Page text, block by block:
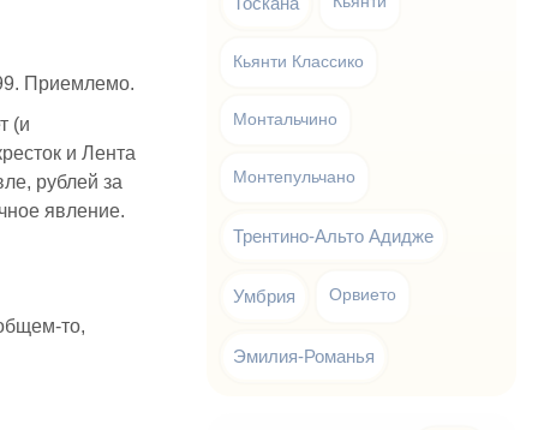
Приемлемо.
(и
и Лента
рублей за
явление.
то,
Кьянти Классико
Монтальчино
Монтепульчано
Трентино-Альто Адидже
Умбрия Орвието
Эмилия-Романья